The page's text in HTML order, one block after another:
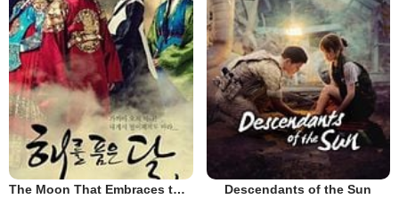
The Moon That Embraces the Sun Descendants of the Sun